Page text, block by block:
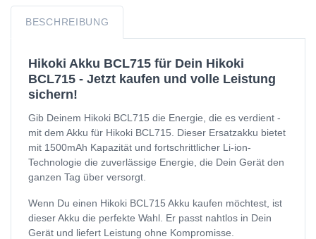
BESCHREIBUNG
Hikoki Akku BCL715 für Dein Hikoki
BCL715 - Jetzt kaufen und volle Leistung
sichern!
Gib Deinem Hikoki BCL715 die Energie, die es verdient -
mit dem Akku für Hikoki BCL715. Dieser Ersatzakku bietet
mit 1500mAh Kapazität und fortschrittlicher Li-ion-
Technologie die zuverlässige Energie, die Dein Gerät den
ganzen Tag über versorgt.
Wenn Du einen Hikoki BCL715 Akku kaufen möchtest, ist
dieser Akku die perfekte Wahl. Er passt nahtlos in Dein
Gerät und liefert Leistung ohne Kompromisse.